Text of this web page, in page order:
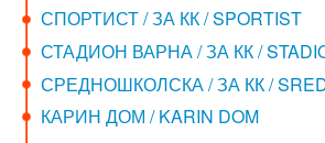
СПОРТИСТ / ЗА КК / SPORTIST
СТАДИОН ВАРНА / ЗА КК /
СРЕДНОШКОЛСКА / ЗА КК /
КАРИН ДОМ / KARIN DOM